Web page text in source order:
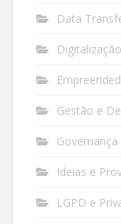
Data
Gestão e
Governança
Ideias e
LGPD e